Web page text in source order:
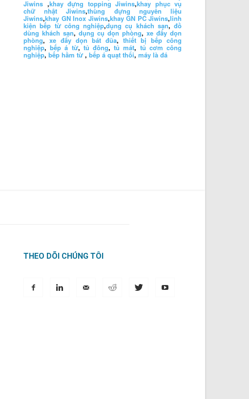
Jiwins ,khay đựng topping Jiwins,khay phục vụ
chữ nhật Jiwins,thùng đựng nguyên liệu
Jiwins,khay GN Inox Jiwins,khay GN PC Jiwins,linh
kiện bếp từ công nghiệp,dụng cụ khách sạn, đồ
dùng khách sạn,dụng cụ dọn phòng, xe đẩy dọn
phòng, xe đẩy dọn bát đũa,thiết bị bếp công
nghiệp,bếp á từ,tủ đông,tủ mát, tủ cơm công
nghiệp, bếp hầm từ , bếp á quạt thổi, máy là đá
THEO DÕI CHÚNG TÔI